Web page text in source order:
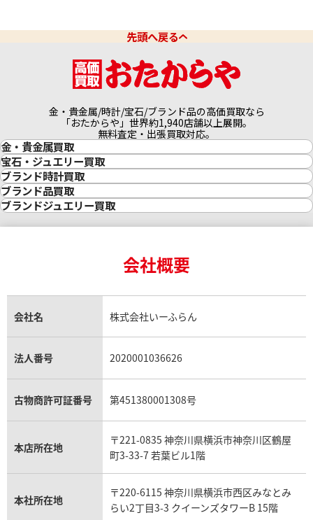
プラチナ850 (Pt850) ネックレス
20.6g
プラチナ
3.2g
先頭へ戻る
金・貴金属/時計/宝石/ブランド品の高価買取なら
「おたからや」世界約1,940店舗以上展開。
無料査定・出張買取対応。
金・貴金属買取
金買取
金の相場価格情報
金の参考買取価格一覧
インゴット買取
インゴットの相場価格情報
24金買取
金貨買取
貴金属買取
銀・シルバー買取
パラジウム買取
宝石・ジュエリー買取
宝石・ジュエリー買取
ダイヤモンド買取
ダイヤモンド・宝石の参考価格一覧
リング・結婚指輪買取
エメラルド買取
トパーズ買取
タンザナイト買取
キャッツアイ買取
アクアマリン買取
ブランド時計買取
時計買取
ロレックス買取
ロレックス デイトナ買取
ロレックス サブマリーナー買取
ロレックス エクスプローラー買取
ロレックス デイトジャスト買取
パテック フィリップノーチラス買取
ヴァシュロン・コンスタンタン買取
オメガ買取
カルティエ買取
フランク ミュラー買取
リシャール・ミル買取
パネライ買取
チューダー（チュードル）買取
ブランド品買取
ブランド買取
シャネル マトラッセ買取
セリーヌ買取
プラダ買取
ブランドジュエリー買取
ヴァンクリーフ＆アーペル買取
ショーメ買取
ダミアーニ買取
モーブッサン買取
会社概要
会社名 株式会社いーふらん
法人番号 2020001036626
古物商許可証番号 第451380001308号
本店所在地
〒221-0835 神奈川県横浜市神奈川区鶴屋
町3-33-7 若葉ビル1階
本社所在地
〒220-6115 神奈川県横浜市西区みなとみ
らい2丁目3-3 クイーンズタワーB 15階